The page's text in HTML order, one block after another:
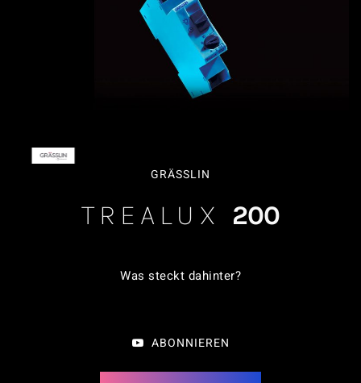
GRÄSSLIN
TREALUX 200
Was steckt dahinter?
ABONNIEREN